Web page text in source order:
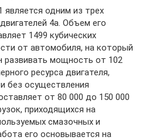
является одним из трех
4a. Объем его
1499 кубических
от автомобиля, на который
развивать мощность от 102
ресурса двигателя,
без осуществления
от 80 000 до 150 000
приходящихся на
смазочных и
его основывается на